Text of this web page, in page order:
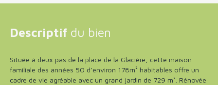
Descriptif du bien
Située à deux pas de la place de la Glacière, cette maison
familiale des années 50 d’environ 178m² habitables offre un
cadre de vie agréable avec un grand jardin de 729 m². Rénovée